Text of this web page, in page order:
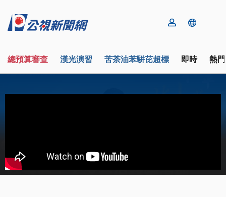
總預算審查 漢光演習 苦茶油苯駢芘超標 即時 熱